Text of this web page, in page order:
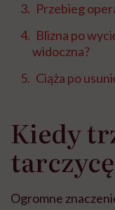
Przebieg
Blizna po
widoczna?
Ciąża po
Kiedy
Ogromne